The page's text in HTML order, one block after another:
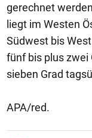
gerechnet
liegt im Westen
Südwest bis
fünf bis plus zwei
sieben Grad
APA/red.